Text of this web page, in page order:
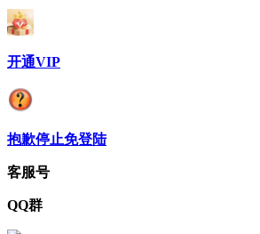
开通VIP
抱歉停止免登陆
客服号
QQ群